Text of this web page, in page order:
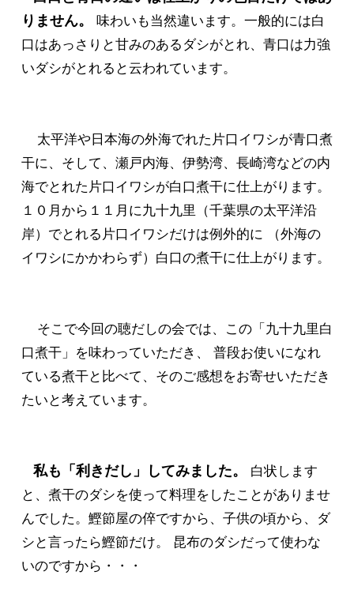
りません。
味わいも当然違います。一般的には白
口はあっさりと甘みのあるダシがとれ、青口は力強
いダシがとれると云われています。
太平洋や日本海の外海でれた片口イワシが青口煮
干に、そして、瀬戸内海、伊勢湾、長崎湾などの内
海でとれた片口イワシが白口煮干に仕上がります。
１０月から１１月に九十九里（千葉県の太平洋沿
岸）でとれる片口イワシだけは例外的に （外海の
イワシにかかわらず）白口の煮干に仕上がります。
そこで今回の聴だしの会では、この「九十九里白
口煮干」を味わっていただき、 普段お使いになれ
ている煮干と比べて、そのご感想をお寄せいただき
たいと考えています。
私も「利きだし」してみました。
白状します
と、煮干のダシを使って料理をしたことがありませ
んでした。鰹節屋の倅ですから、子供の頃から、ダ
シと言ったら鰹節だけ。 昆布のダシだって使わな
いのですから・・・